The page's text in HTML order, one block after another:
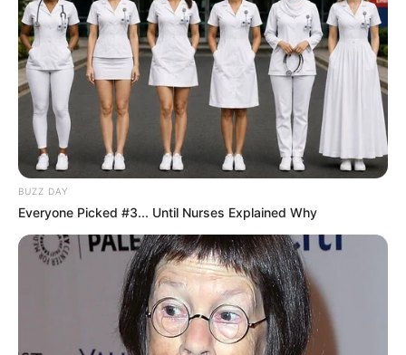
BUZZ DAY
Everyone Picked #3... Until Nurses Explained Why